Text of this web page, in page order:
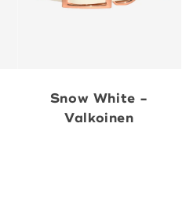
Snow White -
Valkoinen